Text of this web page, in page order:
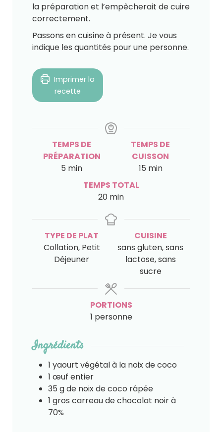
la préparation et l’empêcherait de cuire
correctement.
Passons en cuisine à présent. Je vous
indique les quantités pour une personne.
Imprimer la
recette
TEMPS DE
PRÉPARATION
5 min
TEMPS DE
CUISSON
15 min
TEMPS TOTAL
20 min
TYPE DE PLAT
Collation, Petit
Déjeuner
CUISINE
sans gluten, sans
lactose, sans
sucre
PORTIONS
1 personne
Ingrédients
1 yaourt végétal à la noix de coco
1 œuf entier
35 gde noix de coco râpée
1 gros carreau de chocolat noir à
70%